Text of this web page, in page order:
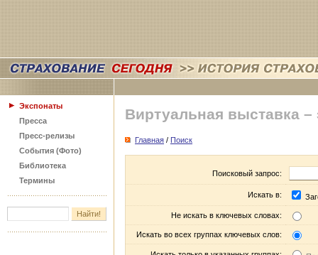
Экспонаты
Пресса
Пресс-релизы
События (Фото)
Библиотека
Термины
Виртуальная выставка –
Главная / Поиск
Поисковый запрос:
Искать в:
Не искать в ключевых словах:
Искать во всех группах ключевых слов: